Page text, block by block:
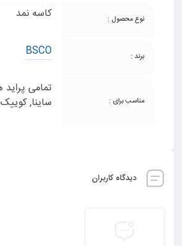
نوع محصول : کاسه نمد
برند : BSCO
مناسب برای :
ساینا, کوییک
دیدگاه کاربران